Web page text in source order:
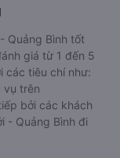
Quảng Bình tốt
giá từ 1 đến 5
các tiêu chí như:
vụ trên
bởi các khách
- Quảng Bình đi